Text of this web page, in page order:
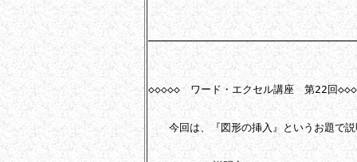
◇◇◇◇◇　ワード・エクセル講座　第22回
今回は、『図形の挿入』というお題で説